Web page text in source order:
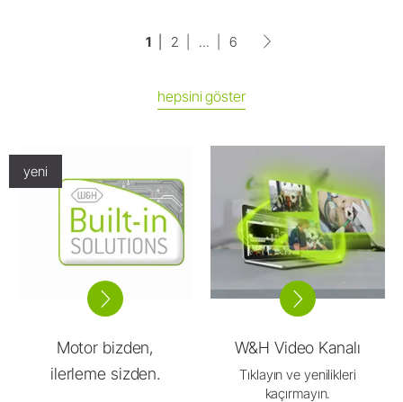
1 2 ... 6
hepsini göster
yeni
Motor bizden,
ilerleme sizden.
W&H Video Kanalı
Tıklayın ve yenilikleri
kaçırmayın.